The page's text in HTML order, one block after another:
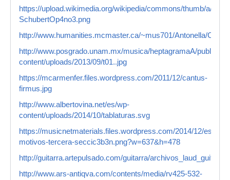
https://upload.wikimedia.org/wikipedia/commons/thumb/a/a9/
SchubertOp4no3.png
http://www.humanities.mcmaster.ca/~mus701/Antonella/C.gif
http://www.posgrado.unam.mx/musica/heptagramaA/
content/uploads/2013/09/t01..jpg
https://mcarmenfer.files.wordpress.com/2011/12/cantus-
firmus.jpg
http://www.albertovina.net/es/wp-
content/uploads/2014/10/tablaturas.svg
https://musicnetmaterials.files.wordpress.com/2014/12/
motivos-tercera-seccic3b3n.png?w=637&h=478
http://guitarra.artepulsado.com/guitarra/
http://www.ars-antiqva.com/contents/media/rv425-532-